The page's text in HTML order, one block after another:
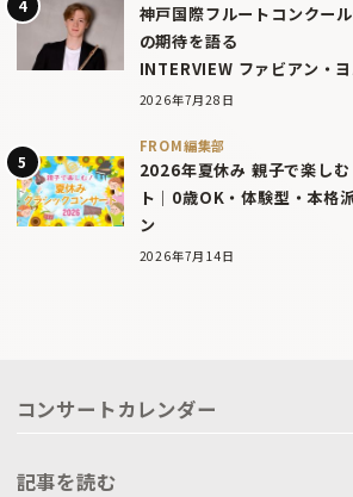
神戸国際フルートコンクー
の期待を語る
INTERVIEW ファビアン・
2026年7月28日
FROM編集部
2026年夏休み 親子で楽し
ト｜0歳OK・体験型・本格
ン
2026年7月14日
コンサートカレンダー
記事を読む